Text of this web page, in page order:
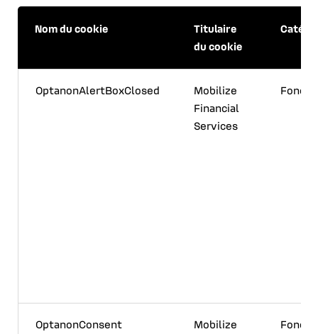
Nom du cookie
Titulaire
du cookie
OptanonAlertBoxClosed
Mobilize
Financial
Services
OptanonConsent
Mobilize